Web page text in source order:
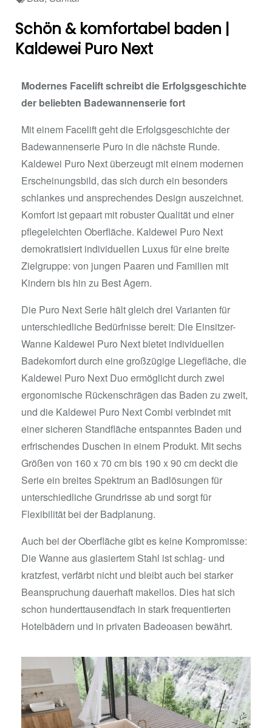
Schön & komfortabel baden |
Kaldewei Puro Next
Modernes Facelift schreibt die Erfolgsgeschichte
der beliebten Badewannenserie fort
Mit einem Facelift geht die Erfolgsgeschichte der
Badewannenserie Puro in die nächste Runde.
Kaldewei Puro Next überzeugt mit einem modernen
Erscheinungsbild, das sich durch ein besonders
schlankes und ansprechendes Design auszeichnet.
Komfort ist gepaart mit robuster Qualität und einer
pflegeleichten Oberfläche. Kaldewei Puro Next
demokratisiert individuellen Luxus für eine breite
Zielgruppe: von jungen Paaren und Familien mit
Kindern bis hin zu Best Agern.
Die Puro Next Serie hält gleich drei Varianten für
unterschiedliche Bedürfnisse bereit: Die Einsitzer-
Wanne Kaldewei Puro Next bietet individuellen
Badekomfort durch eine großzügige Liegefläche, die
Kaldewei Puro Next Duo ermöglicht durch zwei
ergonomische Rückenschrägen das Baden zu zweit,
und die Kaldewei Puro Next Combi verbindet mit
einer sicheren Standfläche entspanntes Baden und
erfrischendes Duschen in einem Produkt. Mit sechs
Größen von 160 x 70 cm bis 190 x 90 cm deckt die
Serie ein breites Spektrum an Badlösungen für
unterschiedliche Grundrisse ab und sorgt für
Flexibilität bei der Badplanung.
Auch bei der Oberfläche gibt es keine Kompromisse:
Die Wanne aus glasiertem Stahl ist schlag- und
kratzfest, verfärbt nicht und bleibt auch bei starker
Beanspruchung dauerhaft makellos. Dies hat sich
schon hunderttausendfach in stark frequentierten
Hotelbädern und in privaten Badeoasen bewährt.